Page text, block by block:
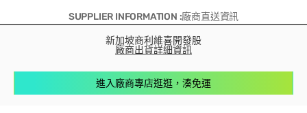
SUPPLIER INFORMATION :廠商直送資訊
新加坡商利維喜開發股
廠商出貨詳細資訊
進入廠商專店逛逛，湊免運